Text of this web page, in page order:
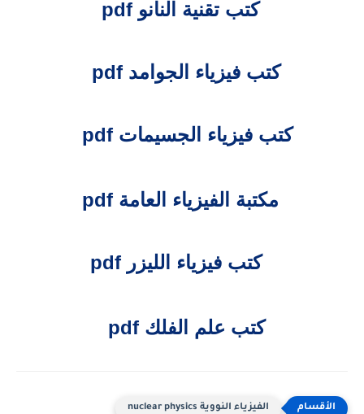
كتب تقنية النانو pdf
كتب فيزياء الجوامد pdf
كتب فيزياء الجسيمات pdf
مكتبة الفيزياء العامة pdf
كتب فيزياء الليزر pdf
كتب علم الفلك pdf
الفيزياء النووية nuclear physics